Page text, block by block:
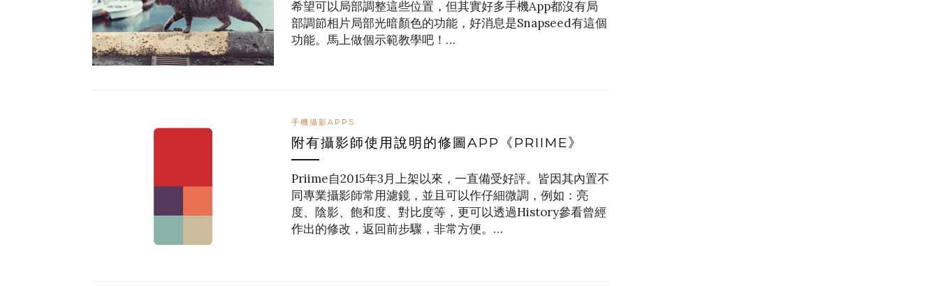
希望可以局部調整這些位置，但其實好多手機App都沒有局
部調節相片局部光暗顏色的功能，好消息是Snapseed有這個
功能。馬上做個示範教學吧！…
手機攝影APPS
附有攝影師使用說明的修圖APP《PRIIME》
Priime自2015年3月上架以來，一直備受好評。皆因其內置不
同專業攝影師常用濾鏡，並且可以作仔細微調，例如：亮
度、陰影、飽和度、對比度等，更可以透過History參看曾經
作出的修改，返回前步驟，非常方便。…